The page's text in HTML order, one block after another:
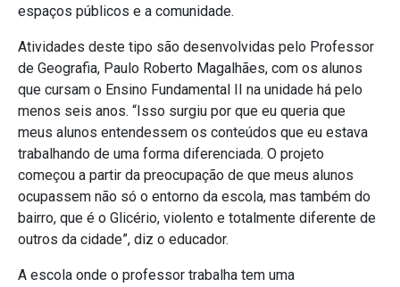
espaços públicos e a comunidade.
Atividades deste tipo são desenvolvidas pelo Professor
de Geografia, Paulo Roberto Magalhães, com os alunos
que cursam o Ensino Fundamental II na unidade há pelo
menos seis anos. “Isso surgiu por que eu queria que
meus alunos entendessem os conteúdos que eu estava
trabalhando de uma forma diferenciada. O projeto
começou a partir da preocupação de que meus alunos
ocupassem não só o entorno da escola, mas também do
bairro, que é o Glicério, violento e totalmente diferente de
outros da cidade”, diz o educador.
A escola onde o professor trabalha tem uma